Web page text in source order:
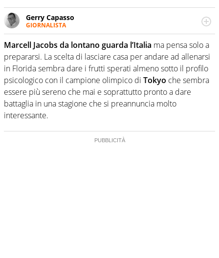
Gerry Capasso
GIORNALISTA
Per lui gli sport americani non hanno segreti: basket,
football, baseball e la capacità innata di trovare la notizia
dove altri non vedono granché
Marcell Jacobs da lontano guarda l’Italia ma pensa solo a
prepararsi. La scelta di lasciare casa per andare ad allenarsi
in Florida sembra dare i frutti sperati almeno sotto il profilo
psicologico con il campione olimpico di Tokyo che sembra
essere più sereno che mai e soprattutto pronto a dare
battaglia in una stagione che si preannuncia molto
interessante.